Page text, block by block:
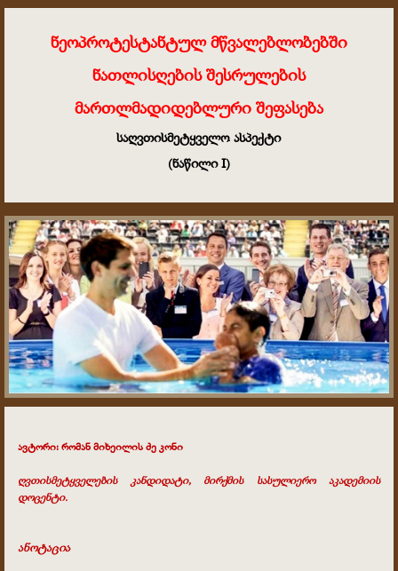
ნეოპროტესტანტულ მწვალებლობებში
ნათლისღების შესრულების
მართლმადიდებლური შეფასება
საღვთისმეტყველო ასპექტი
(ნაწილი I)
ავტორი: რომან მიხეილის ძე კონი
ღვთისმეტყველების კანდიდატი, მირქმის სასულიერო აკადემიის
დოცენტი.
ანოტაცია